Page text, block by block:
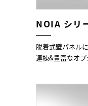
NOIA シリ
脱着式壁パネル
連棟&豊富なオプ